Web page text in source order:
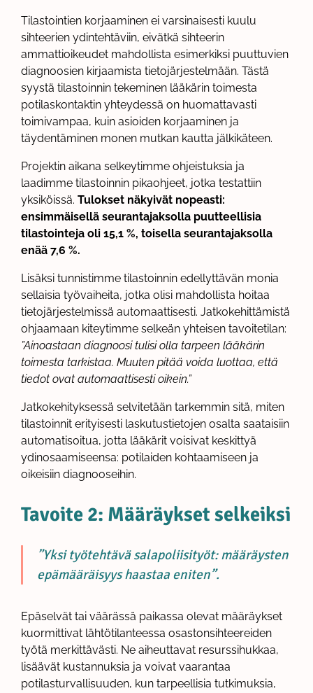
Tilastointien korjaaminen ei varsinaisesti kuulu
sihteerien ydintehtäviin, eivätkä sihteerin
ammattioikeudet mahdollista esimerkiksi puuttuvien
diagnoosien kirjaamista tietojärjestelmään. Tästä
syystä tilastoinnin tekeminen lääkärin toimesta
potilaskontaktin yhteydessä on huomattavasti
toimivampaa, kuin asioiden korjaaminen ja
täydentäminen monen mutkan kautta jälkikäteen.
Projektin aikana selkeytimme ohjeistuksia ja
laadimme tilastoinnin pikaohjeet, jotka testattiin
yksiköissä.Tulokset näkyivät nopeasti:
ensimmäisellä seurantajaksolla puutteellisia
tilastointeja oli 15,1 %, toisella seurantajaksolla
enää 7,6 %.
Lisäksi tunnistimme tilastoinnin edellyttävän monia
sellaisia työvaiheita, jotka olisi mahdollista hoitaa
tietojärjestelmissä automaattisesti. Jatkokehittämistä
ohjaamaan kiteytimme selkeän yhteisen tavoitetilan:
”Ainoastaan diagnoosi tulisi olla tarpeen lääkärin
toimesta tarkistaa. Muuten pitää voida luottaa, että
tiedot ovat automaattisesti oikein.”
Jatkokehityksessä selvitetään tarkemmin sitä, miten
tilastoinnit erityisesti laskutustietojen osalta saataisiin
automatisoitua, jotta lääkärit voisivat keskittyä
ydinosaamiseensa: potilaiden kohtaamiseen ja
oikeisiin diagnooseihin.
Tavoite 2: Määräykset selkeiksi
”Yksi työtehtävä salapoliisityöt: määräysten
epämääräisyys haastaa eniten”.
Epäselvät tai väärässä paikassa olevat määräykset
kuormittivat lähtötilanteessa osastonsihteereiden
työtä merkittävästi. Ne aiheuttavat resurssihukkaa,
lisäävät kustannuksia ja voivat vaarantaa
potilasturvallisuuden, kun tarpeellisia tutkimuksia,